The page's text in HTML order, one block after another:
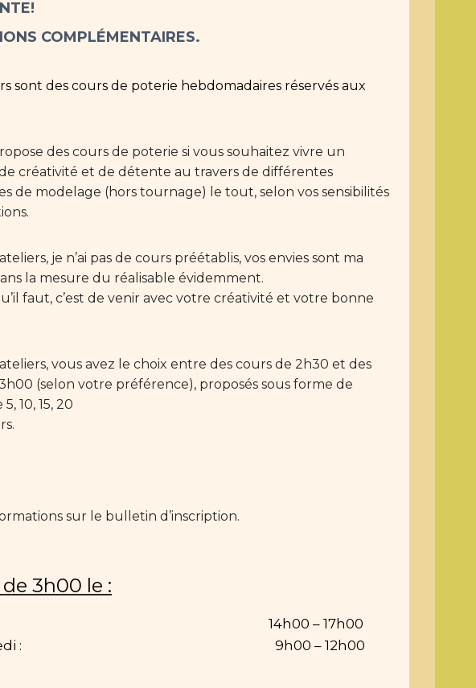
COMPLÉMENTAIRES.
sont des cours de poterie hebdomadaires réservés aux
des cours de poterie si vous souhaitez vivre un
créativité et de détente au travers de différentes
de modelage (hors tournage) le tout, selon vos sensibilités
je n’ai pas de cours préétablis, vos envies sont ma
la mesure du réalisable évidemment.
faut, c’est de venir avec votre créativité et votre bonne
vous avez le choix entre des cours de 2h30 et des
(selon votre préférence), proposés sous forme de
10, 15, 20
sur le bulletin d’inscription.
3h00 le :
:
14h00 – 17h00
  9h00 – 12h00